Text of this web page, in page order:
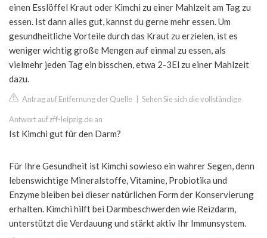
einen Esslöffel Kraut oder Kimchi zu einer Mahlzeit am Tag zu
essen. Ist dann alles gut, kannst du gerne mehr essen. Um
gesundheitliche Vorteile durch das Kraut zu erzielen, ist es
weniger wichtig große Mengen auf einmal zu essen, als
vielmehr jeden Tag ein bisschen, etwa 2-3El zu einer Mahlzeit
dazu.
Antrag auf Entfernung der Quelle Sehen Sie sich die vollständige
Antwort auf zff-leipzig.de an
Ist Kimchi gut für den Darm?
Für Ihre Gesundheit ist Kimchi sowieso ein wahrer Segen, denn
lebenswichtige Mineralstoffe, Vitamine, Probiotika und
Enzyme bleiben bei dieser natürlichen Form der Konservierung
erhalten. Kimchi hilft bei Darmbeschwerden wie Reizdarm,
unterstützt die Verdauung und stärkt aktiv Ihr Immunsystem.